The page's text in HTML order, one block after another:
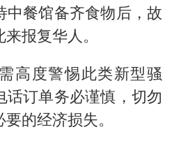
中餐馆备齐食物后，故
报复华人。
高度警惕此类新型骚
话订单务必谨慎，切勿
的经济损失。